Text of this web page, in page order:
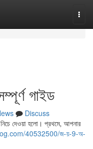
গাইড
Discuss
দেওয়া হলো। প্রথমে, আপনার
40532500/জ-য়-9-অ-